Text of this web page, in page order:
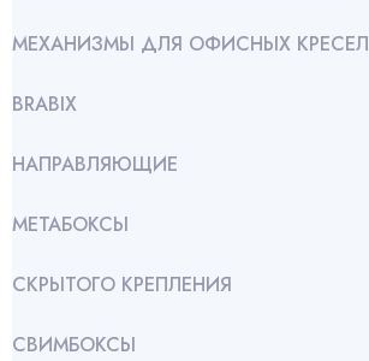
МЕХАНИЗМЫ ДЛЯ ОФИСНЫХ КРЕСЕЛ
BRABIX
НАПРАВЛЯЮЩИЕ
МЕТАБОКСЫ
СКРЫТОГО КРЕПЛЕНИЯ
СВИМБОКСЫ